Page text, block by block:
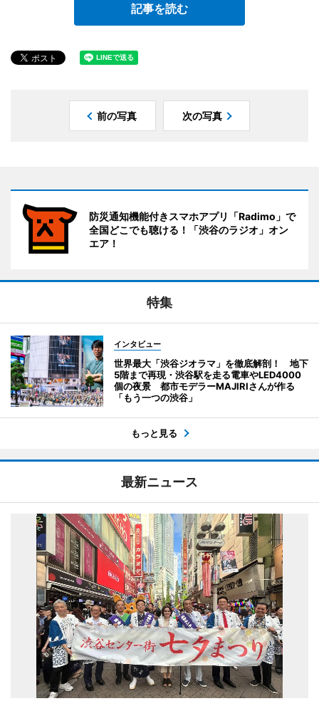
記事を読む
前の写真 次の写真
防災通知機能付きスマホアプリ「Radimo」で
全国どこでも聴ける！「渋谷のラジオ」オン
エア！
特集
インタビュー
世界最大「渋谷ジオラマ」を徹底解剖！ 地下
5階まで再現・渋谷駅を走る電車やLED4000
個の夜景 都市モデラーMAJIRIさんが作る
「もう一つの渋谷」
もっと見る
最新ニュース